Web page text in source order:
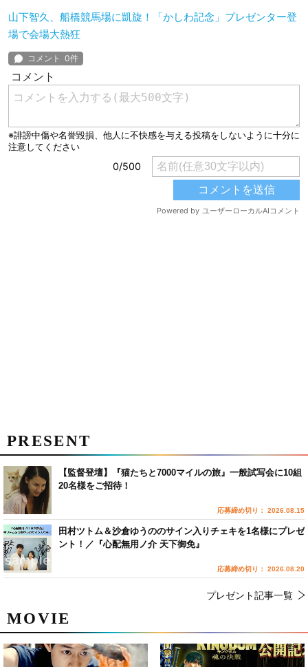
山下智久、船橋競馬場に凱旋！「かしわ記念」プレゼンター登
場で会場大熱狂
MOVIE
PRESENT
【監督登壇】『猫たちと7000マイルの旅』一般試写会に10組
20名様をご招待！
応募締め切り： 2026.08.15
田村ツトム＆沙倉ゆうののサイン入りチェキを1名様にプレゼ
ント！／『心配無用ノ介 天下御免』
応募締め切り： 2026.08.20
プレゼント記事一覧